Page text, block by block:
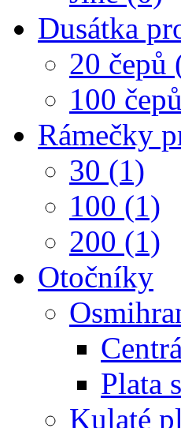
Dusátka
20 čepů
100
Rámečky
30 (1)
100 (1)
200 (1)
Otočníky
Plata
Kulaté